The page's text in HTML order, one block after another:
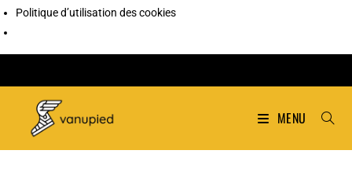
Politique d’utilisation des cookies
MENU